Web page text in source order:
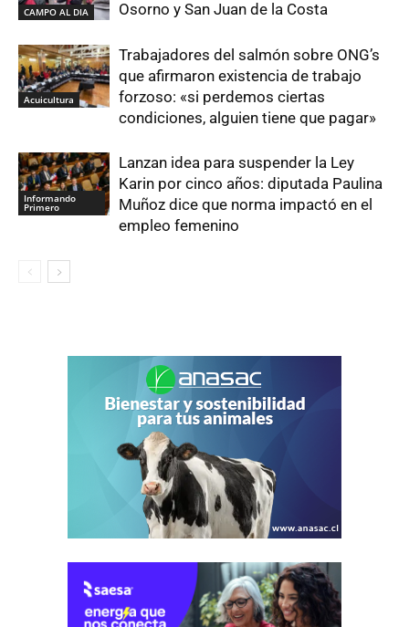
CAMPO AL DIA
Osorno y San Juan de la Costa
Acuicultura
Trabajadores del salmón sobre ONG’s
que afirmaron existencia de trabajo
forzoso: «si perdemos ciertas
condiciones, alguien tiene que pagar»
Informando
Primero
Lanzan idea para suspender la Ley
Karin por cinco años: diputada Paulina
Muñoz dice que norma impactó en el
empleo femenino